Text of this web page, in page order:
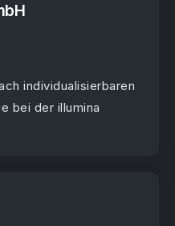
individualisierbaren
bei der illumina